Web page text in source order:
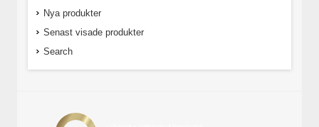
Nya produkter
Senast visade produkter
Search